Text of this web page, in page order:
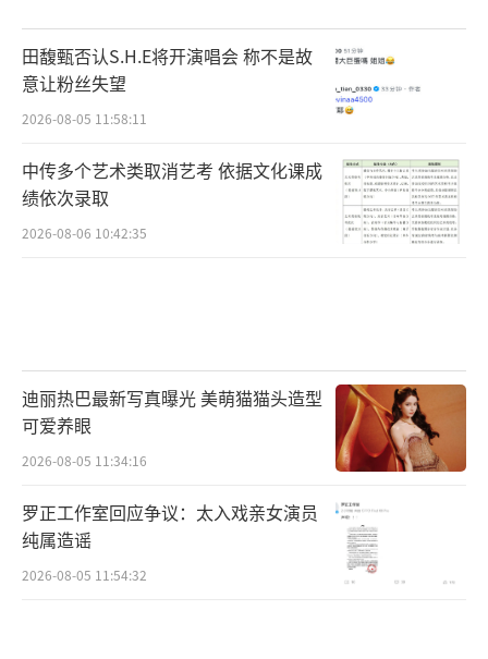
田馥甄否认S.H.E将开演唱会 称不是故
意让粉丝失望
2026-08-05 11:58:11
中传多个艺术类取消艺考 依据文化课成
绩依次录取
2026-08-06 10:42:35
迪丽热巴最新写真曝光 美萌猫猫头造型
可爱养眼
2026-08-05 11:34:16
罗正工作室回应争议：太入戏亲女演员
纯属造谣
2026-08-05 11:54:32